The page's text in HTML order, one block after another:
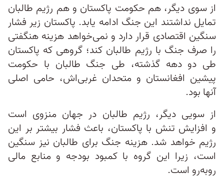
از سوی دیگر، هم حکومت پاکستان و هم رژیم طالبان
تمایل نداشتند این جنگ ادامه یابد. پاکستان زیر فشار
سنگین اقتصادی قرار دارد و نمی‌خواهد هزینه هنگفتی
را صرف جنگ با رژیم طالبان کند؛ گروهی که پاکستان
طی دو دهه گذشته، طی جنگ طالبان با حکومت
پیشین افغانستان و متحدان غربی‌اش، حامی اصلی
آنها بود.
از سویی دیگر، رژیم طالبان در جهان منزوی است
و افزایش تنش با پاکستان، باعث فشار بیشتر بر این
رژیم خواهد شد. هزینه جنگ برای طالبان نیز سنگین
است، زیرا این گروه با کمبود بودجه و منابع مالی
روبه‌رو است.